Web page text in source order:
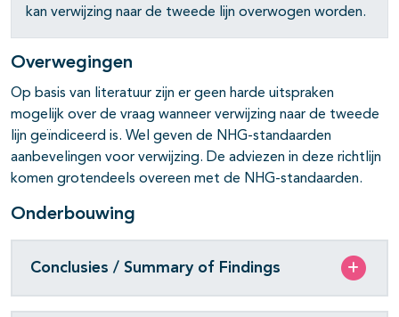
kan verwijzing naar de tweede lijn overwogen worden.
Overwegingen
Op basis van literatuur zijn er geen harde uitspraken
mogelijk over de vraag wanneer verwijzing naar de tweede
lijn geïndiceerd is. Wel geven de NHG-standaarden
aanbevelingen voor verwijzing. De adviezen in deze richtlijn
komen grotendeels overeen met de NHG-standaarden.
Onderbouwing
Conclusies / Summary of Findings